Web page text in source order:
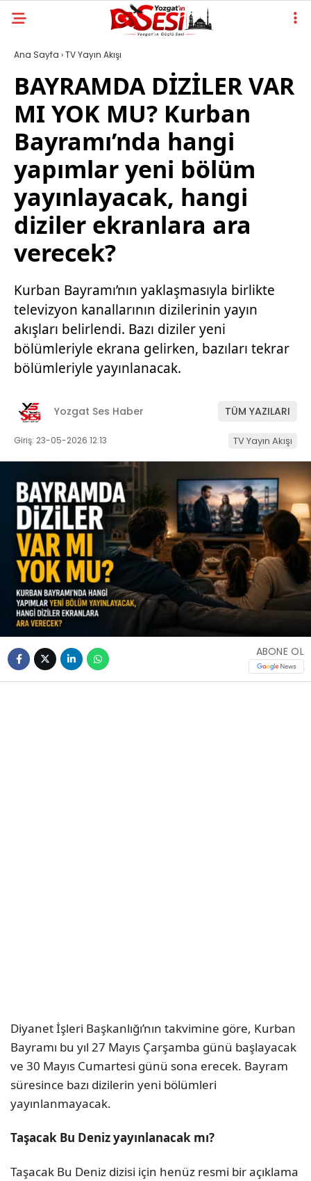
Ana Sayfa ›TV Yayın Akışı
BAYRAMDA DİZİLER VAR
MI YOK MU? Kurban
Bayramı’nda hangi
yapımlar yeni bölüm
yayınlayacak, hangi
diziler ekranlara ara
verecek?
Kurban Bayramı’nın yaklaşmasıyla birlikte
televizyon kanallarının dizilerinin yayın
akışları belirlendi. Bazı diziler yeni
bölümleriyle ekrana gelirken, bazıları tekrar
bölümleriyle yayınlanacak.
Yozgat Ses Haber TÜM YAZILARI
Giriş: 23-05-2026 12:13 TV Yayın Akışı
ABONE OL
Diyanet İşleri Başkanlığı’nın takvimine göre, Kurban
Bayramı bu yıl 27 Mayıs Çarşamba günü başlayacak
ve 30 Mayıs Cumartesi günü sona erecek. Bayram
süresince bazı dizilerin yeni bölümleri
yayınlanmayacak.
Taşacak Bu Deniz yayınlanacak mı?
Taşacak Bu Deniz dizisi için henüz resmi bir açıklama